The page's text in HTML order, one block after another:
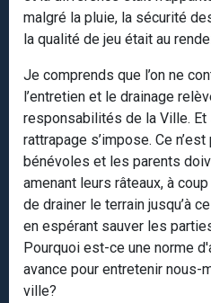
malgré la pluie, la sécurité
la qualité de jeu était au
Je comprends que l’on ne
l’entretien et le drainage
responsabilités de la Ville. Et
rattrapage s’impose. Ce
bénévoles et les parents
amenant leurs râteaux, à
de drainer le terrain jusqu’à
en espérant sauver les
Pourquoi est-ce une norme
avance pour entretenir nous-
ville?